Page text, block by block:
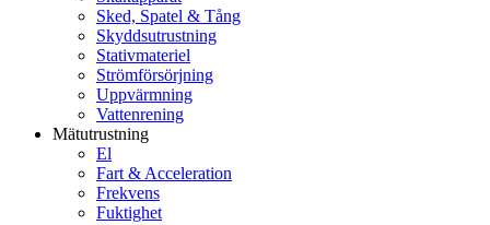
Sked, Spatel & Tång
Skyddsutrustning
Stativmateriel
Strömförsörjning
Uppvärmning
Vattenrening
Mätutrustning
El
Fart & Acceleration
Frekvens
Fuktighet